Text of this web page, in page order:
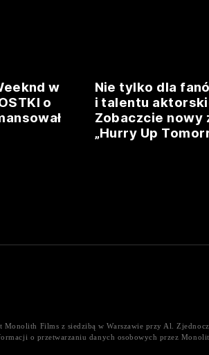
w
o
Nie tylko dla
i talentu
Zobaczcie nowy
„Hurry Up
Films z siedzibą w Warszawie przy Al.
o przetwarzaniu danych osobowych przez